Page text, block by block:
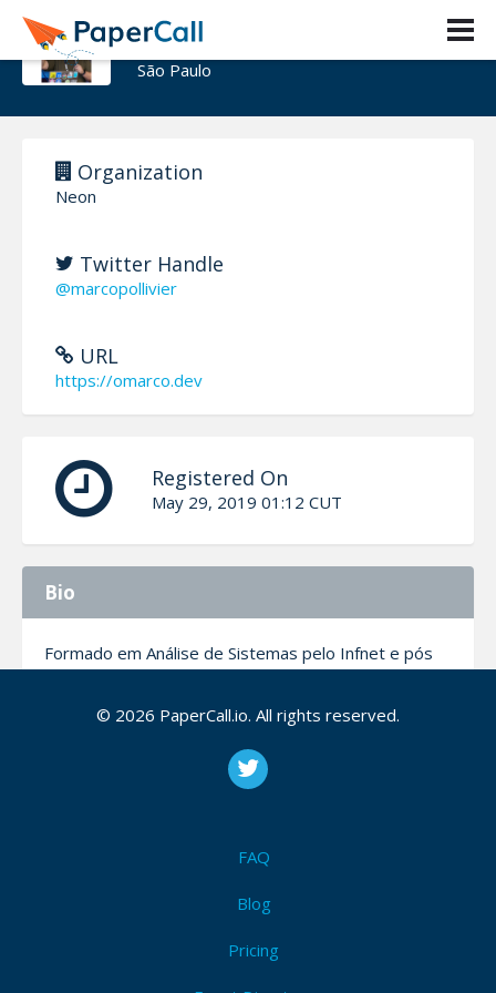
Marco Ollivier
São Paulo
Organization
Neon
Twitter Handle
@marcopollivier
URL
https://omarco.dev
Registered On
May 29, 2019 01:12 CUT
Bio
Formado em Análise de Sistemas pelo Infnet e pós
em Arquitetura de Software pela PUC-MG. Com 15+
Nubank e OLX. Hoje, sou Staff SWE na Neon,
professor na FIAP e criador de conteúdo para a
poderoso e confiável para produção
© 2026 PaperCall.io. All rights reserved.
FAQ
Blog
Pricing